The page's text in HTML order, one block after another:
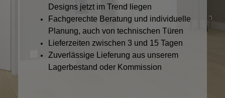
Designs jetzt im Trend liegen
Fachgerechte Beratung und individuelle
Planung, auch von technischen Türen
Lieferzeiten zwischen 3 und 15 Tagen
Zuverlässige Lieferung aus unserem
Lagerbestand oder Kommission